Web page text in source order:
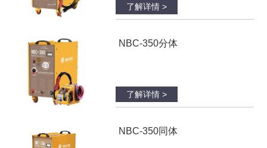
了解详情 >
NBC-350分体
了解详情 >
NBC-350同体